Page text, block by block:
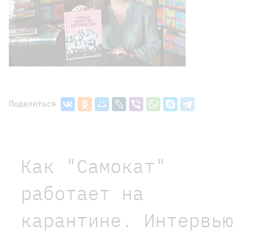
Поделиться
Как "Самокат"
работает на
карантине. Интервью